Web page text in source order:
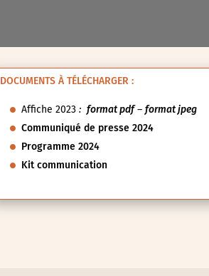
DOCUMENTS À TÉLÉCHARGER :
Affiche 2023 :format pdf–format jpeg
Communiqué de presse 2024
Programme 2024
Kit communication